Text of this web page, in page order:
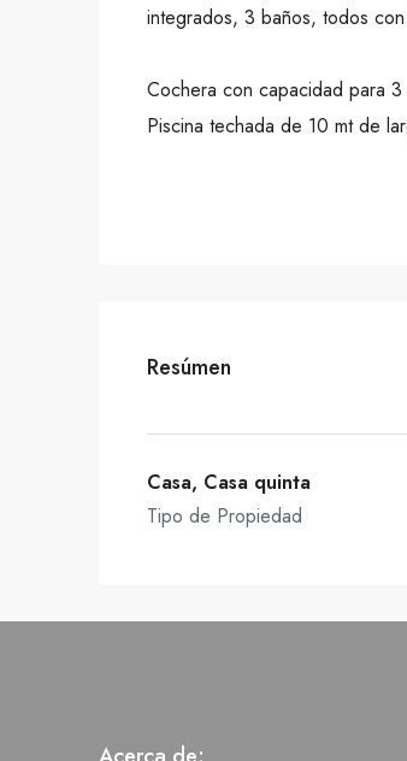
integrados, 3 baños, todos
Cochera con capacidad para 3
Piscina techada de 10 mt de
Resúmen
Casa, Casa quinta
Tipo de Propiedad